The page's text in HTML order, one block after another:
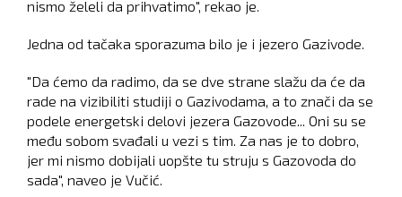
nismo želeli da prihvatimo", rekao je.
Jedna od tačaka sporazuma bilo je i jezero Gazivode.
"Da ćemo da radimo, da se dve strane slažu da će da
rade na vizibiliti studiji o Gazivodama, a to znači da se
podele energetski delovi jezera Gazovode... Oni su se
među sobom svađali u vezi s tim. Za nas je to dobro,
jer mi nismo dobijali uopšte tu struju s Gazovoda do
sada", naveo je Vučić.